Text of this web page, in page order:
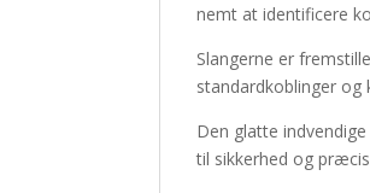
nemt at identificere
Slangerne er
standardkoblinger
Den glatte
til sikkerhed og